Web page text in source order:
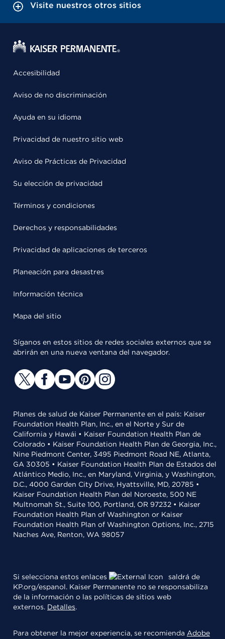
Visite nuestros otros sitios
Accesibilidad
Aviso de no discriminación
Ayuda en su idioma
Privacidad de nuestro sitio web
Aviso de Prácticas de Privacidad
Su elección de privacidad
Términos y condiciones
Derechos y responsabilidades
Privacidad de aplicaciones de terceros
Planeación para desastres
Información técnica
Mapa del sitio
Síganos en estos sitios de redes sociales externos que se
abrirán en una nueva ventana del navegador.
Planes de salud de Kaiser Permanente en el país: Kaiser
Foundation Health Plan, Inc., en el Norte y Sur de
California y Hawái • Kaiser Foundation Health Plan de
Colorado • Kaiser Foundation Health Plan de Georgia, Inc.,
Nine Piedmont Center, 3495 Piedmont Road NE, Atlanta,
GA 30305 • Kaiser Foundation Health Plan de Estados del
Atlántico Medio, Inc., en Maryland, Virginia, y Washington,
D.C., 4000 Garden City Drive, Hyattsville, MD, 20785 •
Kaiser Foundation Health Plan del Noroeste, 500 NE
Multnomah St., Suite 100, Portland, OR 97232 • Kaiser
Foundation Health Plan of Washington or Kaiser
Foundation Health Plan of Washington Options, Inc., 2715
Naches Ave, Renton, WA 98057
Si selecciona estos enlaces
saldrá de
KP.org/espanol. Kaiser Permanente no se responsabiliza
de la información o las políticas de sitios web
externos. Detalles.
Para obtener la mejor experiencia, se recomienda Adobe